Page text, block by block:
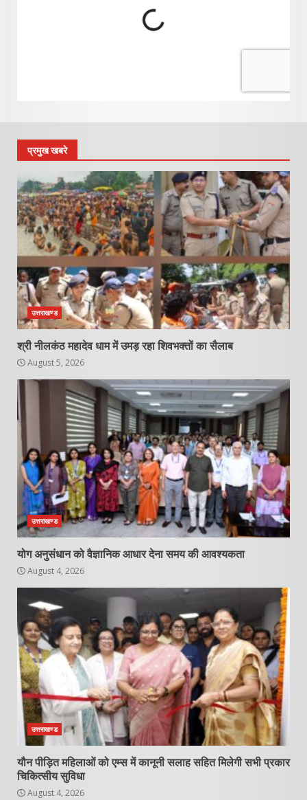
प्रमुख खबरे
उत्तराखण्ड
श्री नीलकंठ महादेव धाम में उमड़ रहा शिवभक्तों का सैलाब
August 5, 2026
उत्तराखण्ड
योग अनुसंधान को वैज्ञानिक आधार देना समय की आवश्यकता
August 4, 2026
उत्तराखण्ड
यौन पीड़ित महिलाओं को एम्स में कानूनी सलाह सहित मिलेगी सभी प्रकार
चिकित्सीय सुविधा
August 4, 2026